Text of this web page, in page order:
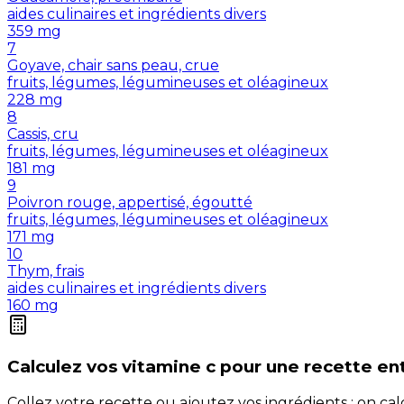
aides culinaires et ingrédients divers
359 mg
7
Goyave, chair sans peau, crue
fruits, légumes, légumineuses et oléagineux
228 mg
8
Cassis, cru
fruits, légumes, légumineuses et oléagineux
181 mg
9
Poivron rouge, appertisé, égoutté
fruits, légumes, légumineuses et oléagineux
171 mg
10
Thym, frais
aides culinaires et ingrédients divers
160 mg
Calculez vos vitamine c pour une recette